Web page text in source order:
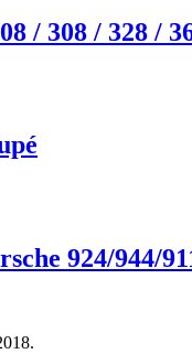
/ 308 / 328 /
924/944/